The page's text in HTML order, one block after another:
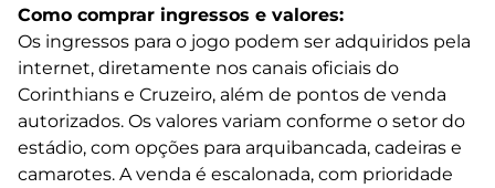
Como comprar ingressos e valores:
Os ingressos para o jogo podem ser adquiridos pela
internet, diretamente nos canais oficiais do
Corinthians e Cruzeiro, além de pontos de venda
autorizados. Os valores variam conforme o setor do
estádio, com opções para arquibancada, cadeiras e
camarotes. A venda é escalonada, com prioridade